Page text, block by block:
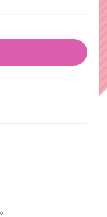
所・幼稚園・公立の